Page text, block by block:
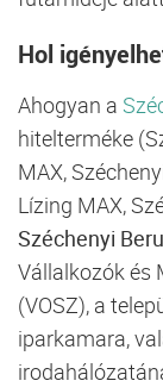
Hol
Ahogyan a
hitelterméke
MAX,
Lízing MAX,
Széchenyi
Vállalkozók és
(VOSZ), a
iparkamara,